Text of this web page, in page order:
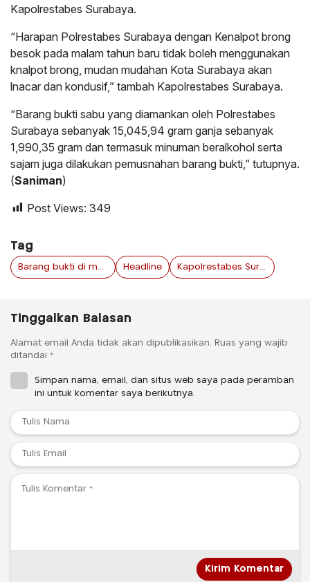
Kapolrestabes Surabaya.
“Harapan Polrestabes Surabaya dengan Kenalpot brong
besok pada malam tahun baru tidak boleh menggunakan
knalpot brong, mudan mudahan Kota Surabaya akan
lnacar dan kondusif,” tambah Kapolrestabes Surabaya.
“Barang bukti sabu yang diamankan oleh Polrestabes
Surabaya sebanyak 15,045,94 gram ganja sebanyak
1,990,35 gram dan termasuk minuman beralkohol serta
sajam juga dilakukan pemusnahan barang bukti,” tutupnya.
(Saniman)
Post Views: 349
Tag
Headline
Tinggalkan Balasan
Alamat email Anda tidak akan dipublikasikan.
Ruas yang wajib
ditandai *
Simpan nama, email, dan situs web saya pada peramban
ini untuk komentar saya berikutnya.